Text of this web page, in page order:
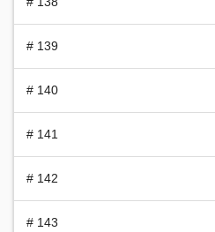
# 139
# 140
# 141
# 142
# 143